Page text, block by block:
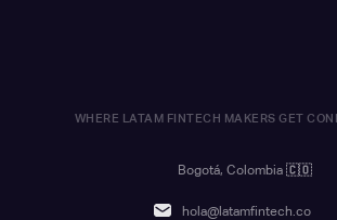
WHERE LATAM FINTECH MAKERS GET
Bogotá, Colombia 🇨🇴
hola@latamfintech.co